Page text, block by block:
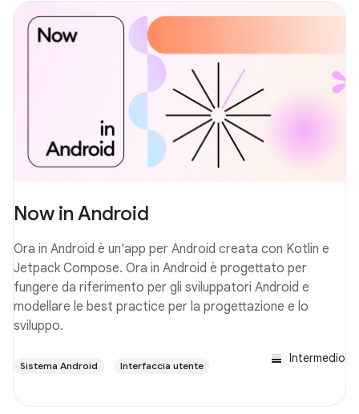
Now in Android
Ora in Android è un'app per Android creata con Kotlin e
Jetpack Compose. Ora in Android è progettato per
fungere da riferimento per gli sviluppatori Android e
modellare le best practice per la progettazione e lo
sviluppo.
Sistema Android Interfaccia utente
Intermedio